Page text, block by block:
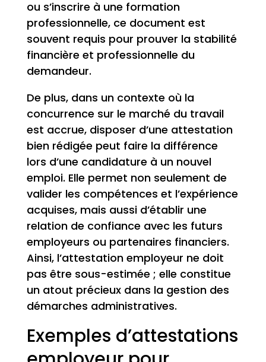
ou s’inscrire à une formation
professionnelle, ce document est
souvent requis pour prouver la stabilité
financière et professionnelle du
demandeur.
De plus, dans un contexte où la
concurrence sur le marché du travail
est accrue, disposer d’une attestation
bien rédigée peut faire la différence
lors d’une candidature à un nouvel
emploi. Elle permet non seulement de
valider les compétences et l’expérience
acquises, mais aussi d’établir une
relation de confiance avec les futurs
employeurs ou partenaires financiers.
Ainsi, l’attestation employeur ne doit
pas être sous-estimée ; elle constitue
un atout précieux dans la gestion des
démarches administratives.
Exemples d’attestations